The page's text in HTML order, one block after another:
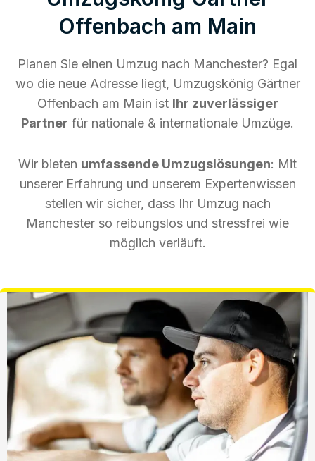
Offenbach am Main
Planen Sie einen Umzug nach Manchester? Egal
wo die neue Adresse liegt, Umzugskönig Gärtner
Offenbach am Main ist Ihr zuverlässiger
Partner für nationale & internationale Umzüge.
Wir bieten umfassende Umzugslösungen: Mit
unserer Erfahrung und unserem Expertenwissen
stellen wir sicher, dass Ihr Umzug nach
Manchester so reibungslos und stressfrei wie
möglich verläuft.